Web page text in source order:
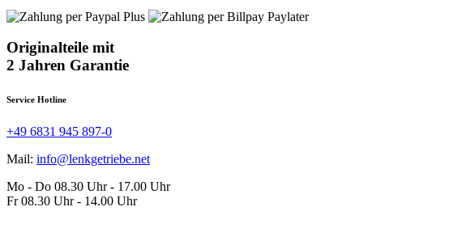
Originalteile mit
2 Jahren Garantie
Service Hotline
+49 6831 945 897-0
Mail: info@lenkgetriebe.net
Mo - Do 08.30 Uhr - 17.00 Uhr
Fr 08.30 Uhr - 14.00 Uhr